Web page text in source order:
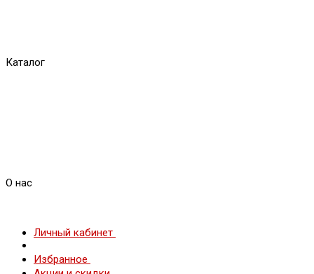
Каталог
О нас
Личный кабинет
Избранное